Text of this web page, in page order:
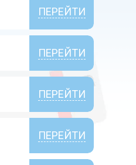
ПЕРЕЙТИ
ПЕРЕЙТИ
ПЕРЕЙТИ
ПЕРЕЙТИ